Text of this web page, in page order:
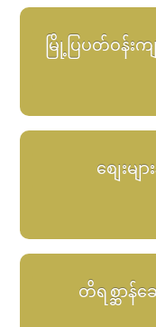
မြို့ပြပတ်ဝန်းက
စျေးမျ
တိရစ္ဆာန်